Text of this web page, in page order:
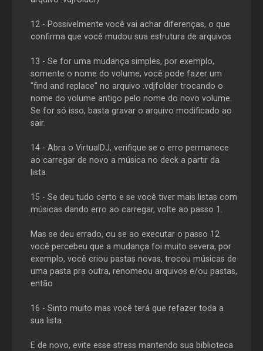
12 - Possivelmente você vai achar diferenças, o que
confirma que você mudou sua estrutura de arquivos
13 - Se for uma mudança simples, por exemplo,
somente o nome do volume, você pode fazer um
"find and replace" no arquivo .vdjfolder trocando o
nome do volume antigo pelo nome do novo volume.
Se for só isso, basta gravar o arquivo modificado ao
sair.
14 - Abra o VirtualDJ, verifique se o erro permanece
ao carregar de novo a música no deck a partir da
lista.
15 - Se deu tudo certo e se você tiver mais listas com
músicas dando erro ao carregar, volte ao passo 1.
Mas se deu errado, ou se ao executar o passo 12
você percebeu que a mudança foi muito severa, por
exemplo, você criou pastas novas, trocou músicas de
uma pasta pra outra, renomeou arquivos e/ou pastas,
então
16 - Sinto muito mas você terá que refazer toda a
sua lista.
E de novo, evite esse stress mantendo sua biblioteca